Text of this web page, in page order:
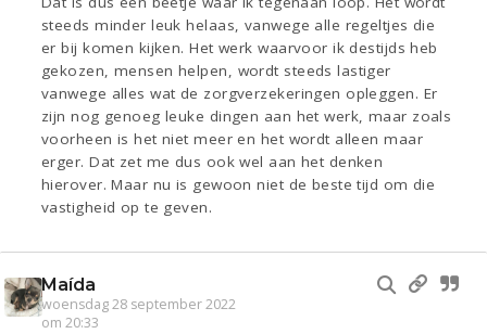
steeds minder leuk helaas, vanwege alle regeltjes die
er bij komen kijken. Het werk waarvoor ik destijds heb
gekozen, mensen helpen, wordt steeds lastiger
vanwege alles wat de zorgverzekeringen opleggen. Er
zijn nog genoeg leuke dingen aan het werk, maar zoals
voorheen is het niet meer en het wordt alleen maar
erger. Dat zet me dus ook wel aan het denken
hierover. Maar nu is gewoon niet de beste tijd om die
vastigheid op te geven.
Maída
woensdag 28 september 2022
om 20:33